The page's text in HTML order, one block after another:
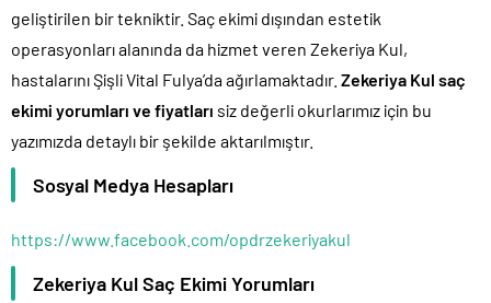
geliştirilen bir tekniktir. Saç ekimi dışından estetik
operasyonları alanında da hizmet veren Zekeriya Kul,
hastalarını Şişli Vital Fulya’da ağırlamaktadır. Zekeriya Kul saç
ekimi yorumları ve fiyatları siz değerli okurlarımız için bu
yazımızda detaylı bir şekilde aktarılmıştır.
Sosyal Medya Hesapları
https://www.facebook.com/opdrzekeriyakul
Zekeriya Kul Saç Ekimi Yorumları